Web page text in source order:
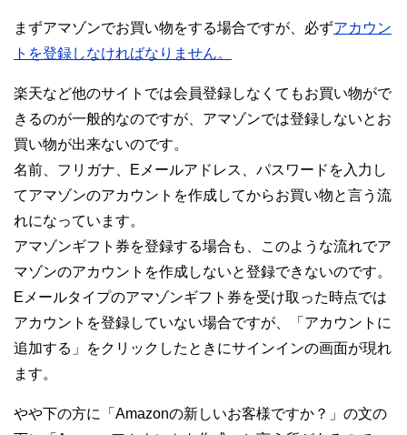
まずアマゾンでお買い物をする場合ですが、必ずアカウン
トを登録しなければなりません。
楽天など他のサイトでは会員登録しなくてもお買い物がで
きるのが一般的なのですが、アマゾンでは登録しないとお
買い物が出来ないのです。
名前、フリガナ、Eメールアドレス、パスワードを入力し
てアマゾンのアカウントを作成してからお買い物と言う流
れになっています。
アマゾンギフト券を登録する場合も、このような流れでア
マゾンのアカウントを作成しないと登録できないのです。
Eメールタイプのアマゾンギフト券を受け取った時点では
アカウントを登録していない場合ですが、「アカウントに
追加する」をクリックしたときにサインインの画面が現れ
ます。
やや下の方に「Amazonの新しいお客様ですか？」の文の